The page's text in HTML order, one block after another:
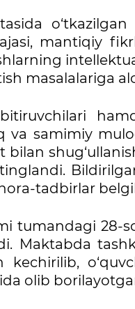
mantiqiy
masalalariga
va samimiy
bilan
tadbirlar
tumandagi 28-
Maktabda
kechirilib,
olib